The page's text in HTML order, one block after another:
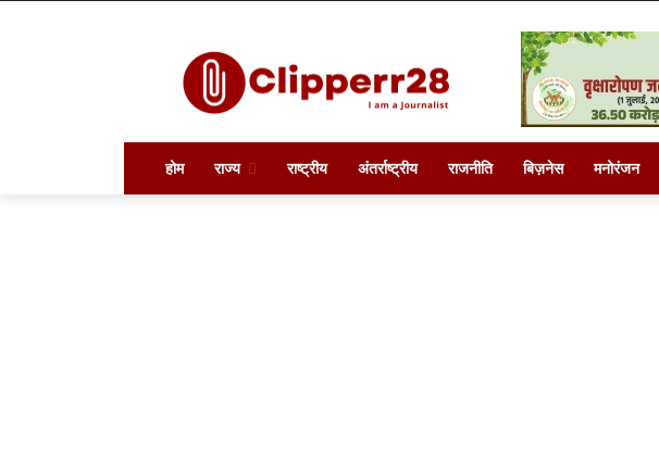
होम राज्य राष्ट्रीय अंतर्राष्ट्रीय राजनीति बिज़नेस मनोरंजन